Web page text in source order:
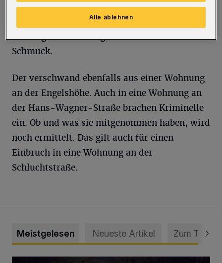
nichts bekannt. Am Sonnenschein gelangten
Einbrecher in ein Einfamilienhaus. Nach
Schmuck.
Der verschwand ebenfalls aus einer Wohnung
an der Engelshöhe. Auch in eine Wohnung an
der Hans-Wagner-Straße brachen Kriminelle
ein. Ob und was sie mitgenommen haben, wird
noch ermittelt. Das gilt auch für einen
Einbruch in eine Wohnung an der
Schluchtstraße.
Meistgelesen Neueste Artikel Zum Thema
Alle ablehnen